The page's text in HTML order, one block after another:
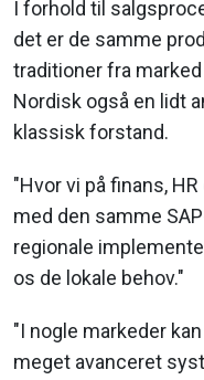
I forhold til
det er de samme
traditioner fra
Nordisk også en lidt
klassisk forstand.
"Hvor vi på finans,
med den samme
regionale
os de lokale behov."
"I nogle markeder
meget avanceret